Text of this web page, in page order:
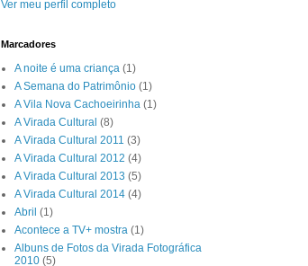
Ver meu perfil completo
Marcadores
A noite é uma criança (1)
A Semana do Patrimônio (1)
A Vila Nova Cachoeirinha (1)
A Virada Cultural (8)
A Virada Cultural 2011 (3)
A Virada Cultural 2012 (4)
A Virada Cultural 2013 (5)
A Virada Cultural 2014 (4)
Abril (1)
Acontece a TV+ mostra (1)
Albuns de Fotos da Virada Fotográfica
2010 (5)